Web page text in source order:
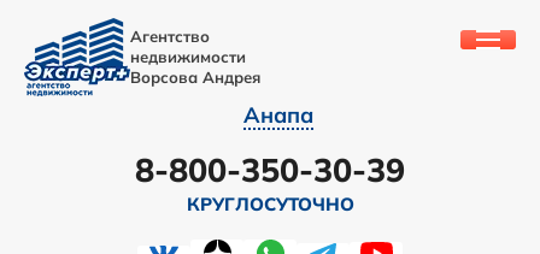
Агентство
недвижимости
Ворсова Андрея
Анапа
8-800-350-30-39
КРУГЛОСУТОЧНО